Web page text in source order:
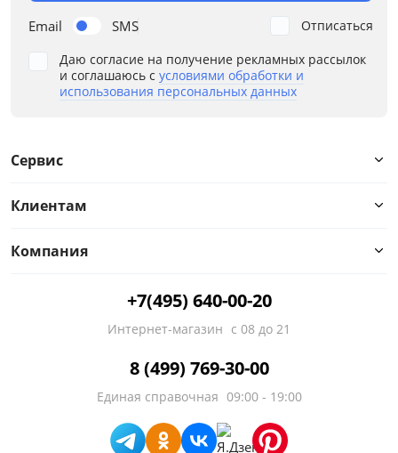
от
Материал
Особенности
Размер спального места, см
Email SMS
Даю согласие на получение рекламных рассылок
и соглашаюсь с условиями обработки и
использования персональных данных
Отписаться
Сервис
Клиентам
Компания
+7(495) 640-00-20
Интернет-магазин с 08 до 21
8 (499) 769-30-00
Единая справочная 09:00 - 19:00